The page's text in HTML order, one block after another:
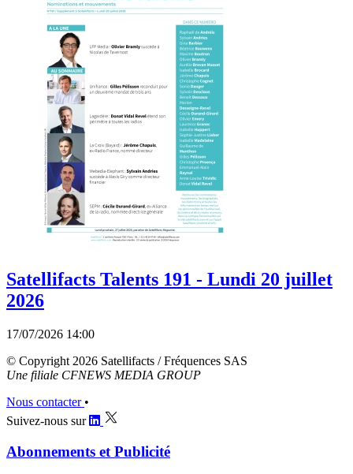
Satellifacts Talents 191 - Lundi 20 juillet
2026
17/07/2026 14:00
© Copyright 2026 Satellifacts / Fréquences SAS
Une filiale CFNEWS MEDIA GROUP
Nous contacter •
Suivez-nous sur
Abonnements et Publicité